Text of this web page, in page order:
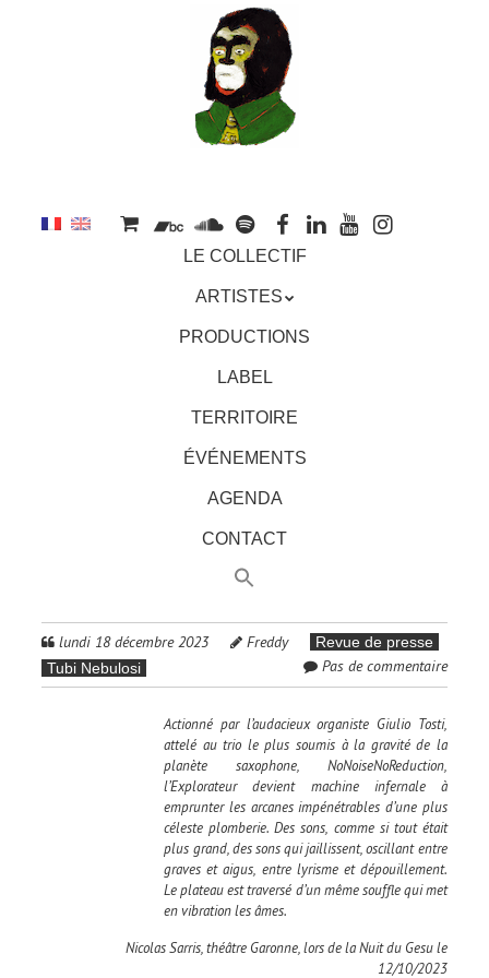
LE COLLECTIF
ARTISTES
PRODUCTIONS
LABEL
TERRITOIRE
ÉVÉNEMENTS
AGENDA
CONTACT
lundi 18 décembre 2023 Freddy
Revue de presse
Tubi Nebulosi
Pas de commentaire
Actionné par l’audacieux organiste Giulio Tosti,
attelé au trio le plus soumis à la gravité de la
planète saxophone, NoNoiseNoReduction,
l’Explorateur devient machine infernale à
emprunter les arcanes impénétrables d’une plus
céleste plomberie. Des sons, comme si tout était
plus grand, des sons qui jaillissent, oscillant entre
graves et aigus, entre lyrisme et dépouillement.
Le plateau est traversé d’un même souffle qui met
en vibration les âmes.
Nicolas Sarris, théâtre Garonne, lors de la Nuit du Gesu le
12/10/2023